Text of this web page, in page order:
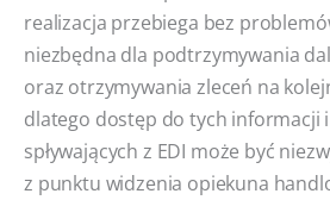
realizacja przebiega bez
niezbędna dla podtrzymywania
oraz otrzymywania zleceń na
dlatego dostęp do tych informacji
spływających z EDI może być
z punktu widzenia opiekuna